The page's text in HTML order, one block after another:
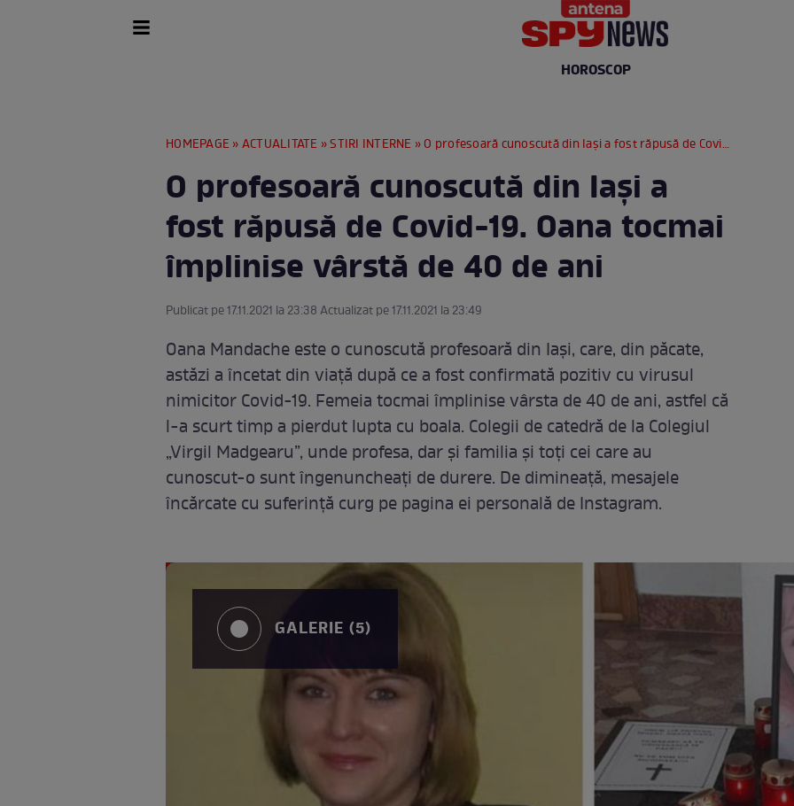
HOROSCOP
HOMEPAGE »ACTUALITATE »STIRI INTERNE » O profesoară cunoscută din Iași a fost răpusă de Covid-19. Oana tocmai împlinise vârstă de 40 de ani
O profesoară cunoscută din Iași a
fost răpusă de Covid-19. Oana tocmai
împlinise vârstă de 40 de ani
Publicat pe 17.11.2021 la 23:38 Actualizat pe 17.11.2021 la 23:49
Oana Mandache este o cunoscută profesoară din Iași, care, din păcate,
astăzi a încetat din viață după ce a fost confirmată pozitiv cu virusul
nimicitor Covid-19. Femeia tocmai împlinise vârsta de 40 de ani, astfel că
l-a scurt timp a pierdut lupta cu boala. Colegii de catedră de la Colegiul
„Virgil Madgearu”, unde profesa, dar și familia și toți cei care au
cunoscut-o sunt îngenuncheați de durere. De dimineață, mesajele
încărcate cu suferință curg pe pagina ei personală de Instagram.
GALERIE (5)